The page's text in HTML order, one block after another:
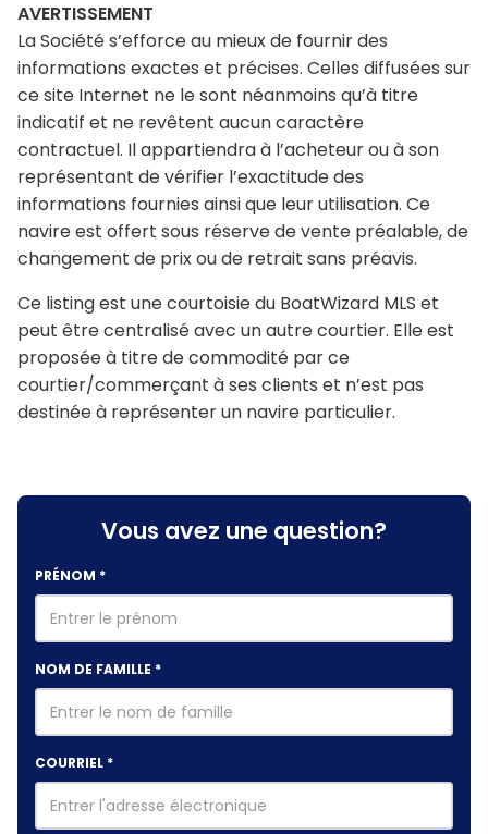
AVERTISSEMENT
La Société s’efforce au mieux de fournir des
informations exactes et précises. Celles diffusées sur
ce site Internet ne le sont néanmoins qu’à titre
indicatif et ne revêtent aucun caractère
contractuel. Il appartiendra à l’acheteur ou à son
représentant de vérifier l’exactitude des
informations fournies ainsi que leur utilisation. Ce
navire est offert sous réserve de vente préalable, de
changement de prix ou de retrait sans préavis.
Ce listing est une courtoisie du BoatWizard MLS et
peut être centralisé avec un autre courtier. Elle est
proposée à titre de commodité par ce
courtier/commerçant à ses clients et n’est pas
destinée à représenter un navire particulier.
Vous avez une question?
PRÉNOM *
NOM DE FAMILLE *
COURRIEL *